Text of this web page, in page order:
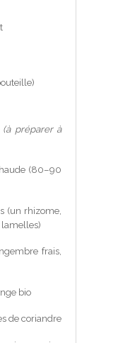
(à préparer à
(80–90
(un rhizome,
lamelles)
frais,
bio
de coriandre